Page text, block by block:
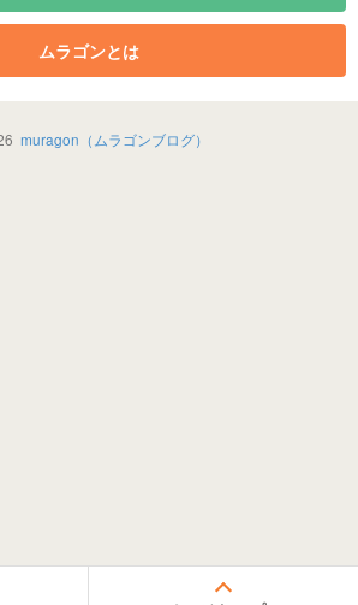
ムラゴンとは
muragon（ムラゴンブログ）